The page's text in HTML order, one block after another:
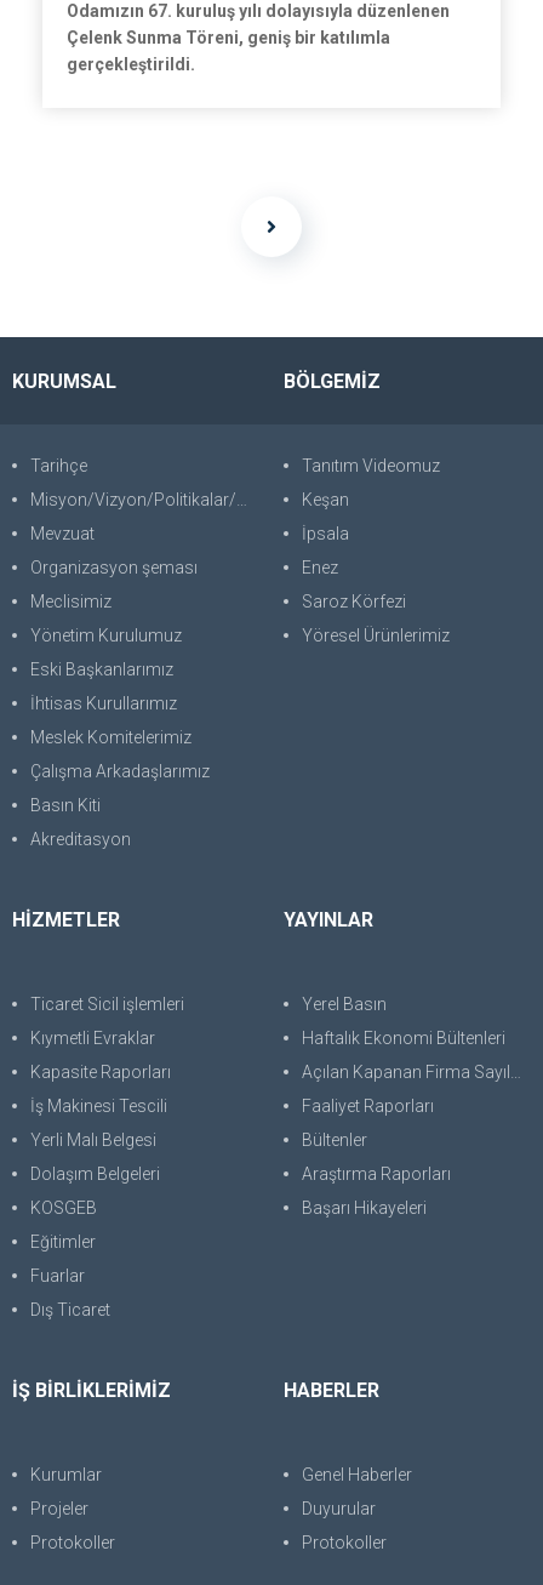
Odamızın 67. kuruluş yılı dolayısıyla düzenlenen
Çelenk Sunma Töreni, geniş bir katılımla
gerçekleştirildi.
KURUMSAL
Tarihçe
Misyon/Vizyon/Politikalar/SWOT
Mevzuat
Organizasyon şeması
Meclisimiz
Yönetim Kurulumuz
Eski Başkanlarımız
İhtisas Kurullarımız
Meslek Komitelerimiz
Çalışma Arkadaşlarımız
Basın Kiti
Akreditasyon
BÖLGEMİZ
Tanıtım Videomuz
Keşan
İpsala
Enez
Saroz Körfezi
Yöresel Ürünlerimiz
HİZMETLER
Ticaret Sicil işlemleri
Kıymetli Evraklar
Kapasite Raporları
İş Makinesi Tescili
Yerli Malı Belgesi
Dolaşım Belgeleri
KOSGEB
Eğitimler
Fuarlar
Dış Ticaret
YAYINLAR
Yerel Basın
Haftalık Ekonomi Bültenleri
Açılan Kapanan Firma Sayıları
Faaliyet Raporları
Bültenler
Araştırma Raporları
Başarı Hikayeleri
İŞ BİRLİKLERİMİZ
Kurumlar
Projeler
Protokoller
HABERLER
Genel Haberler
Duyurular
Protokoller